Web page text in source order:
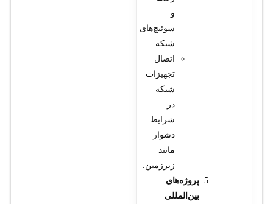
و
سوئیچ‌های
شبکه.
اتصال
تجهیزات
شبکه
در
شرایط
دشوار
مانند
زیرزمین.
پروژه‌های
بین‌المللی